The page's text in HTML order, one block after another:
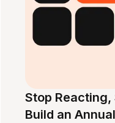
Stop
Build an